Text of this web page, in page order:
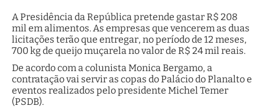
A Presidência da República pretende gastar R$ 208
mil em alimentos. As empresas que vencerem as duas
licitações terão que entregar, no período de 12 meses,
700 kg de queijo muçarela no valor de R$ 24 mil reais.
De acordo com a colunista Monica Bergamo, a
contratação vai servir as copas do Palácio do Planalto e
eventos realizados pelo presidente Michel Temer
(PSDB).